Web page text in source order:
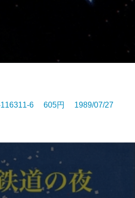
6 605円 1989/07/27